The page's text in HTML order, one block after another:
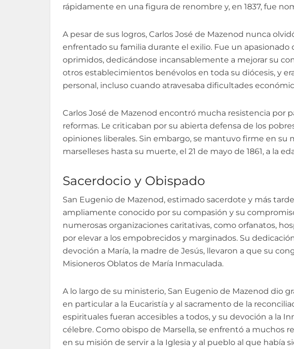
rápidamente en una figura de renombre y, en 1837, fue
A pesar de sus logros, Carlos José de Mazenod nunca
enfrentado su familia durante el exilio. Fue un
oprimidos, dedicándose incansablemente a mejorar su
otros establecimientos benévolos en toda su diócesis, y
personal, incluso cuando atravesaba dificultades
Carlos José de Mazenod encontró mucha resistencia por
reformas. Le criticaban por su abierta defensa de los
opiniones liberales. Sin embargo, se mantuvo firme en su
marselleses hasta su muerte, el 21 de mayo de 1861, a la
Sacerdocio y Obispado
San Eugenio de Mazenod, estimado sacerdote y más
ampliamente conocido por su compasión y su
numerosas organizaciones caritativas, como orfanatos,
por elevar a los empobrecidos y marginados. Su
devoción a María, la madre de Jesús, llevaron a que su
Misioneros Oblatos de María Inmaculada.
A lo largo de su ministerio, San Eugenio de Mazenod dio
en particular a la Eucaristía y al sacramento de la
espirituales fueran accesibles a todos, y su devoción a la
célebre. Como obispo de Marsella, se enfrentó a muchos
en su misión de servir a la Iglesia y al pueblo al que había